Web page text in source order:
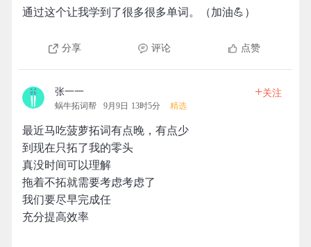
通过这个让我学到了很多很多单词。（加油💪）
分享 评论 点赞
张一一
蜗牛拓词帮 9月9日 13时5分 精选
+关注
最近马吃菠萝拓词有点晚，有点少
到现在只拓了我的零头
真没时间可以理解
拖着不拓就需要考虑考虑了
我们要尽早完成任
充分提高效率